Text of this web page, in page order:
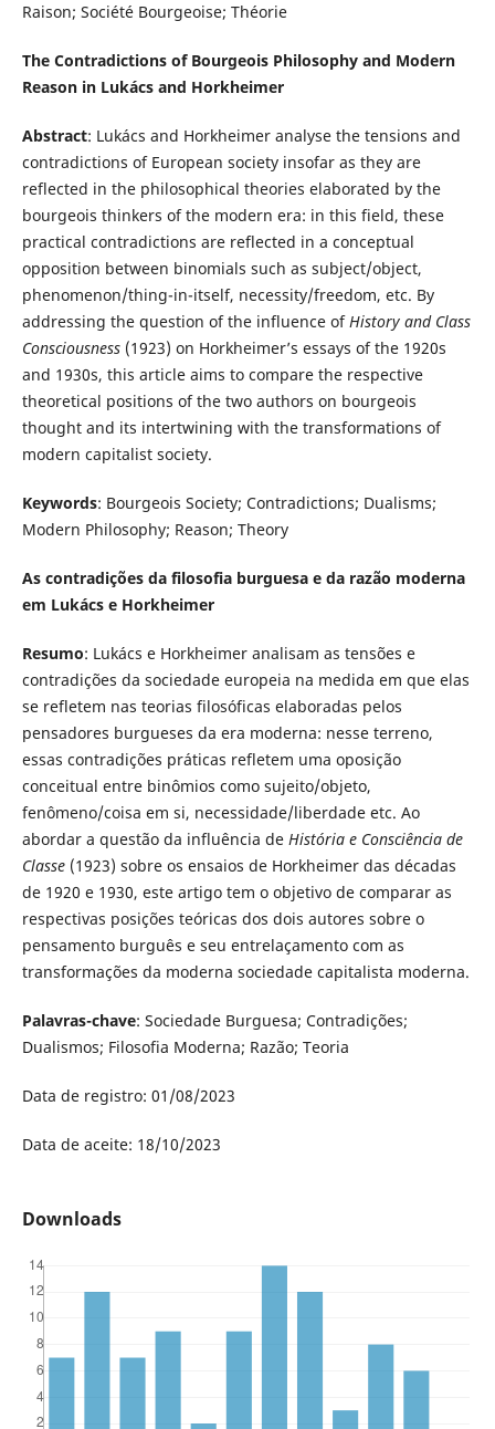
Raison; Société Bourgeoise; Théorie
The Contradictions of Bourgeois Philosophy and Modern
Reason in Lukács and Horkheimer
Abstract: Lukács and Horkheimer analyse the tensions and
contradictions of European society insofar as they are
reflected in the philosophical theories elaborated by the
bourgeois thinkers of the modern era: in this field, these
practical contradictions are reflected in a conceptual
opposition between binomials such as subject/object,
phenomenon/thing-in-itself, necessity/freedom, etc. By
addressing the question of the influence of History and Class
Consciousness(1923) on Horkheimer’s essays of the 1920s
and 1930s, this article aims to compare the respective
theoretical positions of the two authors on bourgeois
thought and its intertwining with the transformations of
modern capitalist society.
Keywords: Bourgeois Society; Contradictions; Dualisms;
Modern Philosophy; Reason; Theory
As contradições da filosofia burguesa e da razão moderna
em Lukács e Horkheimer
Resumo: Lukács e Horkheimer analisam as tensões e
contradições da sociedade europeia na medida em que elas
se refletem nas teorias filosóficas elaboradas pelos
pensadores burgueses da era moderna: nesse terreno,
essas contradições práticas refletem uma oposição
conceitual entre binômios como sujeito/objeto,
fenômeno/coisa em si, necessidade/liberdade etc. Ao
abordar a questão da influência de História e Consciência de
Classe(1923) sobre os ensaios de Horkheimer das décadas
de 1920 e 1930, este artigo tem o objetivo de comparar as
respectivas posições teóricas dos dois autores sobre o
pensamento burguês e seu entrelaçamento com as
transformações da moderna sociedade capitalista moderna.
Palavras-chave: Sociedade Burguesa; Contradições;
Dualismos; Filosofia Moderna; Razão; Teoria
Data de registro: 01/08/2023
Data de aceite: 18/10/2023
Downloads